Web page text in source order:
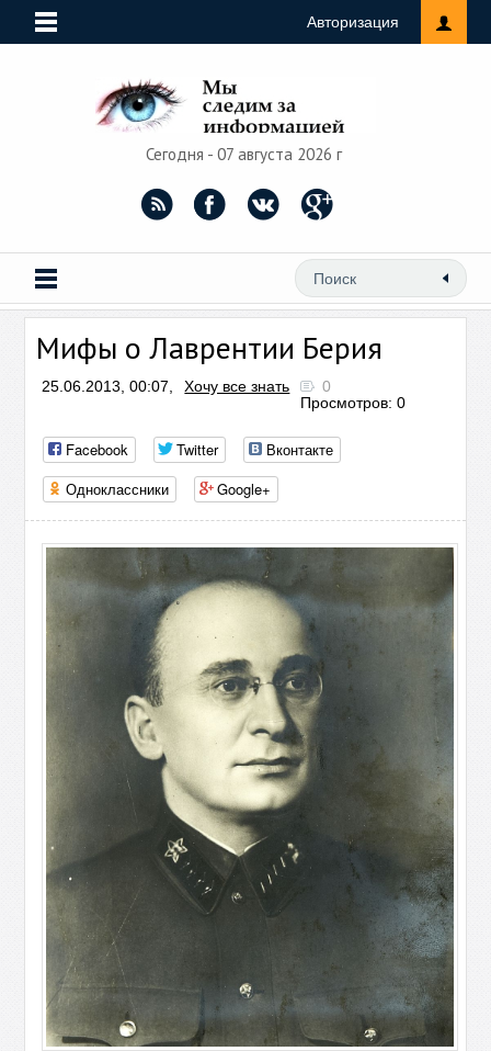
Авторизация
Сегодня - 07 августа 2026 г
Мифы о Лаврентии Берия
25.06.2013, 00:07, Хочу все знать
0
Просмотров: 0
Facebook Twitter
Вконтакте
Одноклассники
Google+